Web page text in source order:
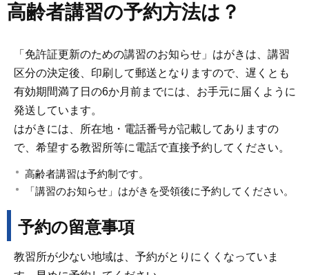
高齢者講習の予約方法は？
「免許証更新のための講習のお知らせ」はがきは、講習
区分の決定後、印刷して郵送となりますので、遅くとも
有効期間満了日の6か月前までには、お手元に届くように
発送しています。
はがきには、所在地・電話番号が記載してありますの
で、希望する教習所等に電話で直接予約してください。
高齢者講習は予約制です。
「講習のお知らせ」はがきを受領後に予約してください。
予約の留意事項
教習所が少ない地域は、予約がとりにくくなっていま